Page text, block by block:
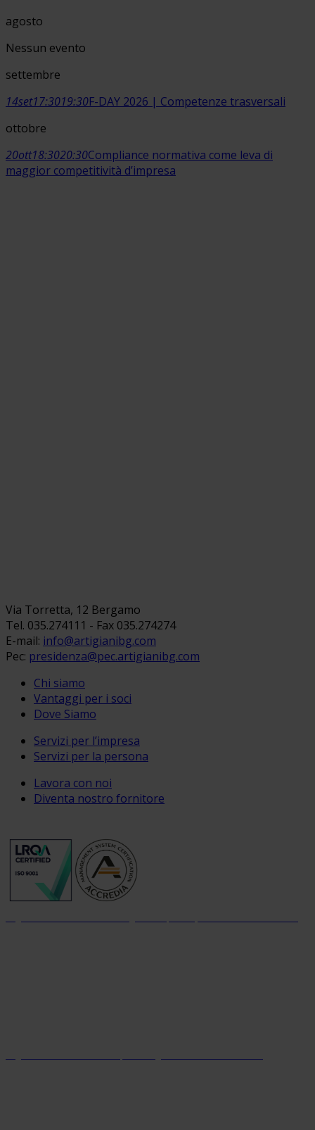
agosto
Nessun evento
settembre
14set17:3019:30F-DAY 2026 | Competenze trasversali
ottobre
20ott18:3020:30Compliance normativa come leva di
maggior competitività d’impresa
Via Torretta, 12 Bergamo
Tel. 035.274111 - Fax 035.274274
E-mail: info@artigianibg.com
Pec: presidenza@pec.artigianibg.com
Chi siamo
Vantaggi per i soci
Dove Siamo
Servizi per l’impresa
Servizi per la persona
Lavora con noi
Diventa nostro fornitore